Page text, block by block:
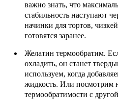
важно знать, что
стабильность наступают
начинки для тортов,
готовятся заранее.
Желатин термообратим.
охладить, он станет
используем, когда
жидкость. Или посмотрим
термообратимости с